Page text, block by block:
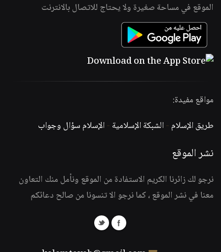
الموقع في مساحة صغيرة ولا يحتاج للاتصال بالانترنت
مواقع مفيدة:
طريق الإسلام -الشبكة الإسلامية -الإسلام سؤال وجواب
نشر الموقع
نرجو لك زائرنا الكريم الاستفادة من الموقع ونأمل منك التعاون
معنا في نشر الموقع ، كما نرجو الا تنسونا من صالح دعائكم